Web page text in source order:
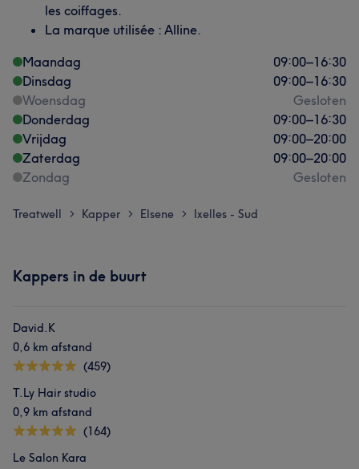
les coiffages.
La marque utilisée : Alline.
Maandag
09:00–16:30
Dinsdag
09:00–16:30
Woensdag
Gesloten
Donderdag
09:00–16:30
Vrijdag
09:00–20:00
Zaterdag
09:00–20:00
Zondag
Gesloten
Treatwell > Kapper > Elsene > Ixelles - Sud
Kappers in de buurt
David.K
0,6 km afstand
(459)
T.Ly Hair studio
0,9 km afstand
(164)
Le Salon Kara